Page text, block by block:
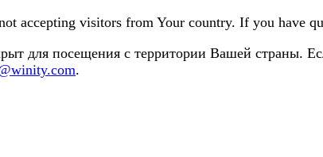
accepting visitors from Your country. If you have
для посещения с территории Вашей страны.
.